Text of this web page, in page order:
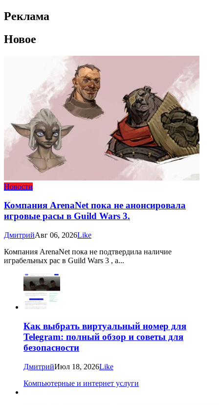
Реклама
Новое
Новости
Компания ArenaNet пока не анонсировала
игровые расы в Guild Wars 3.
ДмитрийАвг 06, 2026Like
Компания ArenaNet пока не подтвердила наличие
играбельных рас в Guild Wars 3 , а...
Как выбрать виртуальный номер для
Telegram: полный обзор и советы для
безопасности
ДмитрийИюл 18, 2026Like
Компьютерные и интернет услуги